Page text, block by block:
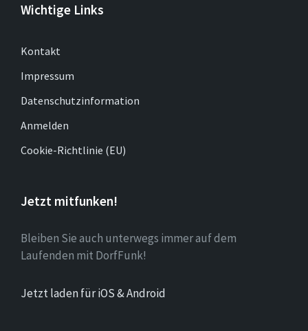
Wichtige Links
Kontakt
Impressum
Datenschutzinformation
Anmelden
Cookie-Richtlinie (EU)
Jetzt mitfunken!
Bleiben Sie auch unterwegs immer auf dem
Laufenden mit DorfFunk!
Jetzt laden für iOS & Android